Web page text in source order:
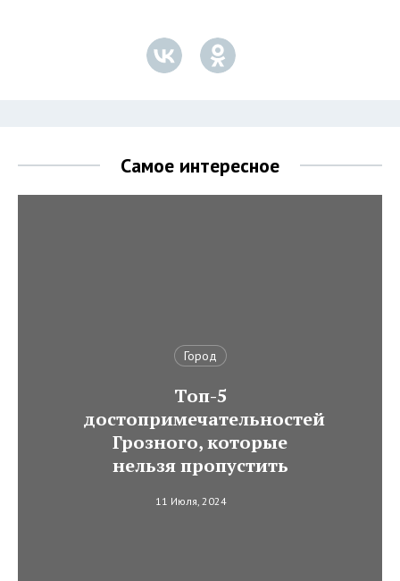
Самое интересное
Город
Топ-5
достопримечательностей
Грозного, которые
нельзя пропустить
11 Июля, 2024